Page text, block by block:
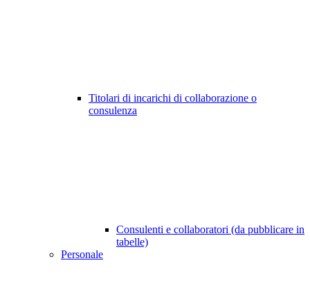
Titolari di incarichi di collaborazione o
consulenza
Consulenti e collaboratori (da pubblicare in
tabelle)
Personale